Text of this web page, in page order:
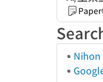
Paper